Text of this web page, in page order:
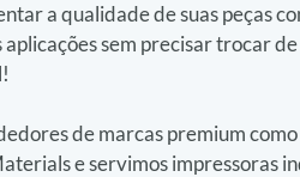
a qualidade de suas peças
aplicações sem precisar trocar
de marcas premium
e servimos impressoras